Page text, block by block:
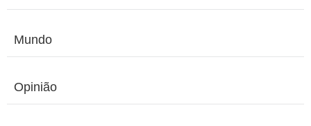
Mundo
Opinião